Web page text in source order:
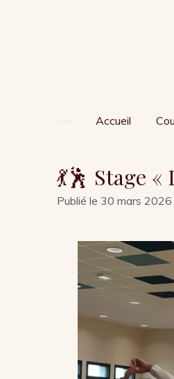
Accueil
💃🕺 Stage
Publié le 30 mars